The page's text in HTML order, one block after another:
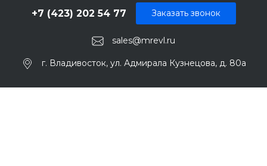
sales@mrevl.ru
+7 (423) 202 54 77
г. Владивосток, ул. Адмирала Кузнецова, д. 80а
Заказать звонок